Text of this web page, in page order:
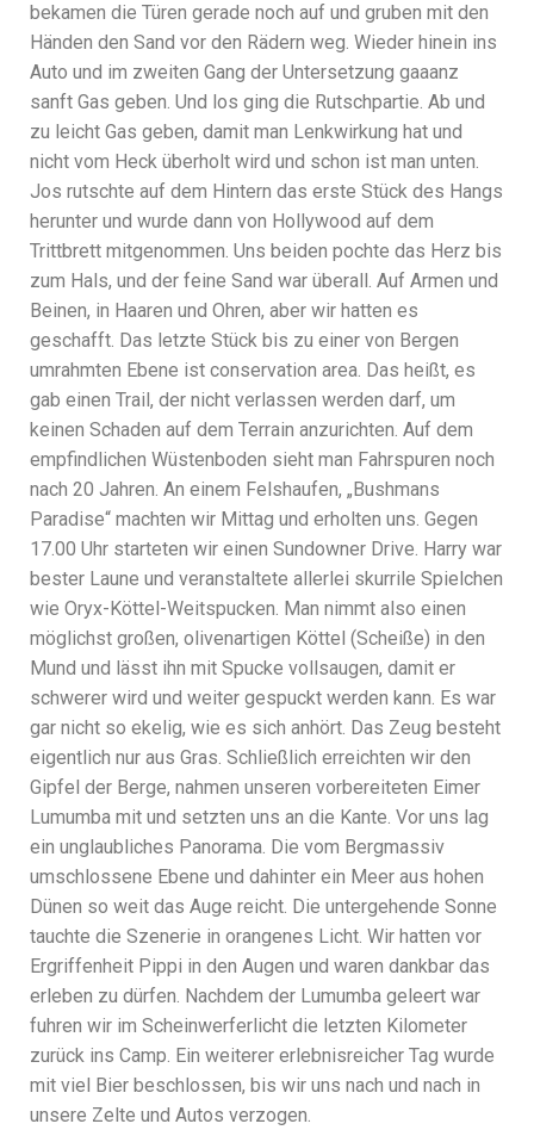
bekamen die Türen gerade noch auf und gruben mit den
Händen den Sand vor den Rädern weg. Wieder hinein ins
Auto und im zweiten Gang der Untersetzung gaaanz
sanft Gas geben. Und los ging die Rutschpartie. Ab und
zu leicht Gas geben, damit man Lenkwirkung hat und
nicht vom Heck überholt wird und schon ist man unten.
Jos rutschte auf dem Hintern das erste Stück des Hangs
herunter und wurde dann von Hollywood auf dem
Trittbrett mitgenommen. Uns beiden pochte das Herz bis
zum Hals, und der feine Sand war überall. Auf Armen und
Beinen, in Haaren und Ohren, aber wir hatten es
geschafft. Das letzte Stück bis zu einer von Bergen
umrahmten Ebene ist conservation area. Das heißt, es
gab einen Trail, der nicht verlassen werden darf, um
keinen Schaden auf dem Terrain anzurichten. Auf dem
empfindlichen Wüstenboden sieht man Fahrspuren noch
nach 20 Jahren. An einem Felshaufen, „Bushmans
Paradise“ machten wir Mittag und erholten uns. Gegen
17.00 Uhr starteten wir einen Sundowner Drive. Harry war
bester Laune und veranstaltete allerlei skurrile Spielchen
wie Oryx-Köttel-Weitspucken. Man nimmt also einen
möglichst großen, olivenartigen Köttel (Scheiße) in den
Mund und lässt ihn mit Spucke vollsaugen, damit er
schwerer wird und weiter gespuckt werden kann. Es war
gar nicht so ekelig, wie es sich anhört. Das Zeug besteht
eigentlich nur aus Gras. Schließlich erreichten wir den
Gipfel der Berge, nahmen unseren vorbereiteten Eimer
Lumumba mit und setzten uns an die Kante. Vor uns lag
ein unglaubliches Panorama. Die vom Bergmassiv
umschlossene Ebene und dahinter ein Meer aus hohen
Dünen so weit das Auge reicht. Die untergehende Sonne
tauchte die Szenerie in orangenes Licht. Wir hatten vor
Ergriffenheit Pippi in den Augen und waren dankbar das
erleben zu dürfen. Nachdem der Lumumba geleert war
fuhren wir im Scheinwerferlicht die letzten Kilometer
zurück ins Camp. Ein weiterer erlebnisreicher Tag wurde
mit viel Bier beschlossen, bis wir uns nach und nach in
unsere Zelte und Autos verzogen.